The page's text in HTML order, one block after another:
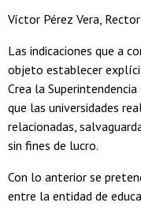
Víctor Pérez Vera,
Las indicaciones que a
objeto establecer
Crea la
que las universidades
relacionadas,
sin fines de lucro.
Con lo anterior se
entre la entidad de